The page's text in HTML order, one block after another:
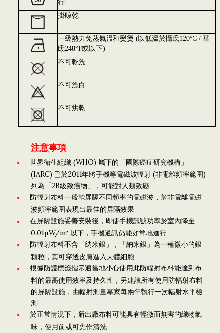
行
掛晾乾
一級熱力免蒸氣溫和熨燙 (以低溫於攝氐120°C / 華
氐248°F或以下)
不可乾洗
不可漂白
不可烘乾
注意事項
世界衛生組織 (WHO) 屬下的「國際癌症研究機構」
(IARC) 已於2011年將手機等電磁波輻射 (非電離頻率範圍)
列為「2B級致癌物」，可能對人類致癌
防輻射布料一般能屏隔不同頻率的電磁波，於非電離電磁
波頻率範圍表現出最佳的屏隔效果
在屏隔設施妥善安裝後，即使手機訊號功率於室內降至
0.01µW/m² 以下，手機通訊仍能如常地進行
防輻射布料不含「納米銀」，「納米銀」為一種微小的銀
顆粒，其可穿透皮膚進入人體細胞
根據防護標籤指示適當地小心使用此防輻射布料能達到布
料的最高使用效率及持久性，另建議所有使用防輻射布料
的屏隔設施，由輻射測量專家每兩年執行一次輻射水平檢
測
於正常情況下，新出廠布料可能具有輕微而無害的織物氣
味，使用前或可先作清洗